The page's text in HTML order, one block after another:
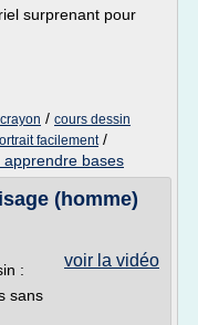
surprenant pour
/ cours dessin
facilement/
apprendre bases
(homme)
voir la vidéo
:
sans